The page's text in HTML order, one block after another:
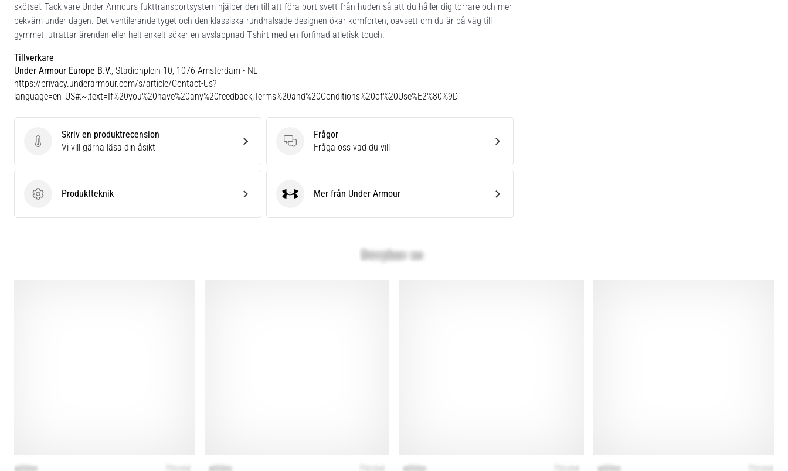
skötsel. Tack vare Under Armours fukttransportsystem hjälper den till att föra bort svett från huden så att du håller dig torrare och mer
bekväm under dagen. Det ventilerande tyget och den klassiska rundhalsade designen ökar komforten, oavsett om du är på väg till
gymmet, uträttar ärenden eller helt enkelt söker en avslappnad T-shirt med en förfinad atletisk touch.
Tillverkare
Under Armour Europe B.V., Stadionplein 10, 1076 Amsterdam - NL
https://privacy.underarmour.com/s/article/Contact-Us?
language=en_US#:~:text=If%20you%20have%20any%20feedback,Terms%20and%20Conditions%20of%20Use%E2%80%9D
Skriv en produktrecension
Skriv en produktrecension
Vi vill gärna läsa din åsikt
Frågor
Frågor
Fråga oss vad du vill
ProduktteknikProduktteknik Under ArmourMer från Under Armour